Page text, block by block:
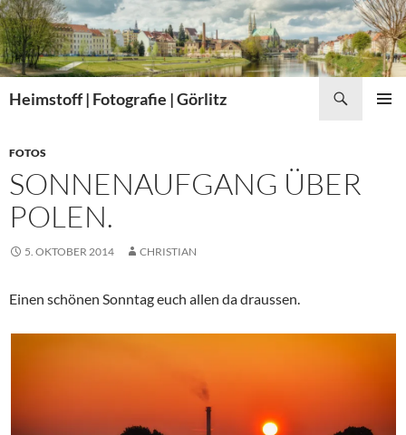
Zum
Inhalt
springen
Heimstoff | Fotografie | Görlitz
FOTOS
SONNENAUFGANG ÜBER
POLEN.
5. OKTOBER 2014 CHRISTIAN
Einen schönen Sonntag euch allen da draussen.